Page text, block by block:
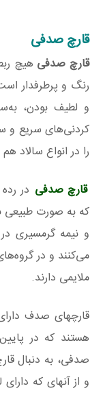
قارچ صدفی
قارچ صدفی هیچ
رنگ و پرطرفدار
و لطیف بودن،
کردنی‌های سریع و
را در انواع سالاد
قارچ صدفی
که به صورت طبیعی
و نیمه گرمسیری
می‌کنند و در
ملایمی دارند.
قارچهای صدف
هستند که در
صدفی، به دنبال
و از آنهای که